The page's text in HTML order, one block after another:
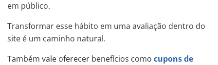
em público.
Transformar esse hábito em uma avaliação dentro do
site é um caminho natural.
Também vale oferecer benefícios como cupons de